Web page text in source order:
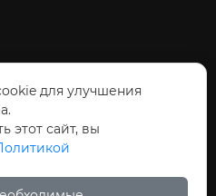
уезд, город Юнчжоу, провин
для улучшения
этот сайт, вы